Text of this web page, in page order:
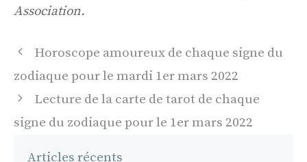
Association.
Navigation
des
articles
Horoscope amoureux de chaque signe du
zodiaque pour le mardi 1er mars 2022
Lecture de la carte de tarot de chaque
signe du zodiaque pour le 1er mars 2022
Articles récents